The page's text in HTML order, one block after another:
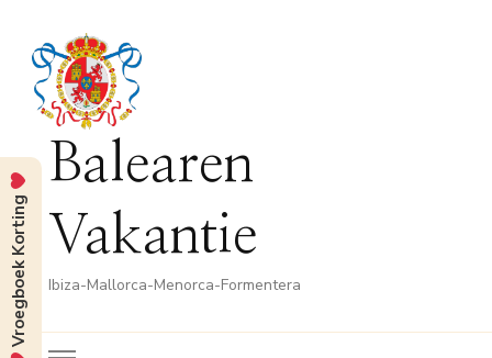
Balearen
Vakantie
Ibiza-Mallorca-Menorca-Formentera
Vroegboek Korting